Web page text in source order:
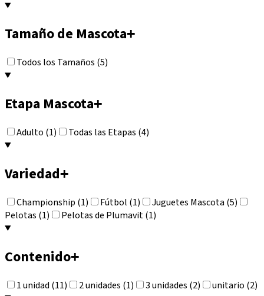
Tamaño de Mascota+
Todos los Tamaños (5)
Etapa Mascota+
Adulto (1) Todas las Etapas (4)
Variedad+
Championship (1) Fútbol (1)
Juguetes Mascota (5)
Pelotas (1)
Pelotas de Plumavit (1)
Contenido+
1 unidad (11) 2 unidades (1) 3 unidades (2) unitario (2)